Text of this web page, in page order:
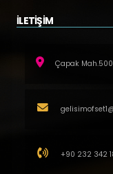
İLETİŞİM
Çapak
+90 232 342